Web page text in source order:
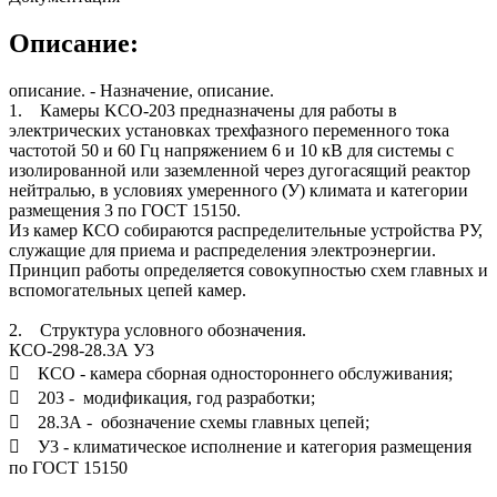
Описание:
описание. - Назначение, описание.
1. Камеры KCО-203 предназначены для работы в
электрических установках трехфазного переменного тока
частотой 50 и 60 Гц напряжением 6 и 10 кВ для системы с
изолированной или заземленной через дугогасящий реактор
нейтралью, в условиях умеренного (У) климата и категории
размещения 3 по ГОСТ 15150.
Из камер КСО собираются распределительные устройства РУ,
служащие для приема и распределения электроэнергии.
Принцип работы определяется совокупностью схем главных и
вспомогательных цепей камер.
2. Структура условного обозначения.
КСО-298-28.3А У3
 КСО - камера сборная одностороннего обслуживания;
 203 - модификация, год разработки;
 28.3А - обозначение схемы главных цепей;
 У3 - климатическое исполнение и категория размещения
по ГОСТ 15150